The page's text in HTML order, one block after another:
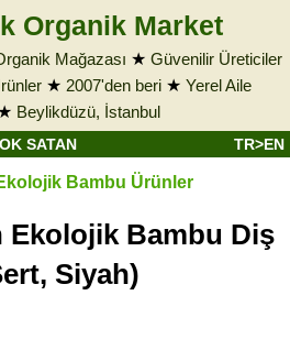
Organik Market
Mağazası ★ Güvenilir Üreticiler
★ 2007'den beri★ Yerel Aile
Beylikdüzü, İstanbul
SATAN TR>EN
Bambu Ürünler
Ekolojik Bambu Diş
Siyah)